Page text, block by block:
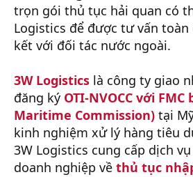
trọn gói thủ tục hải quan có
Logistics để được tư vấn
kết với đối tác nước ngoài.
3W Logistics là công ty giao
đăng ký OTI-NVOCC với
Maritime Commission) tại
kinh nghiệm xử lý hàng tiêu
3W Logistics cung cấp dịch
doanh nghiệp về thủ tục